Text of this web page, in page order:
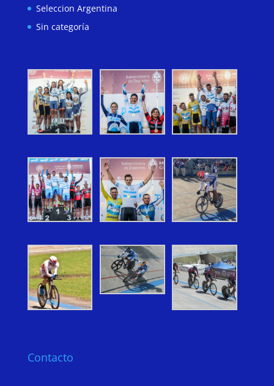
Seleccion Argentina
Sin categoría
Contacto